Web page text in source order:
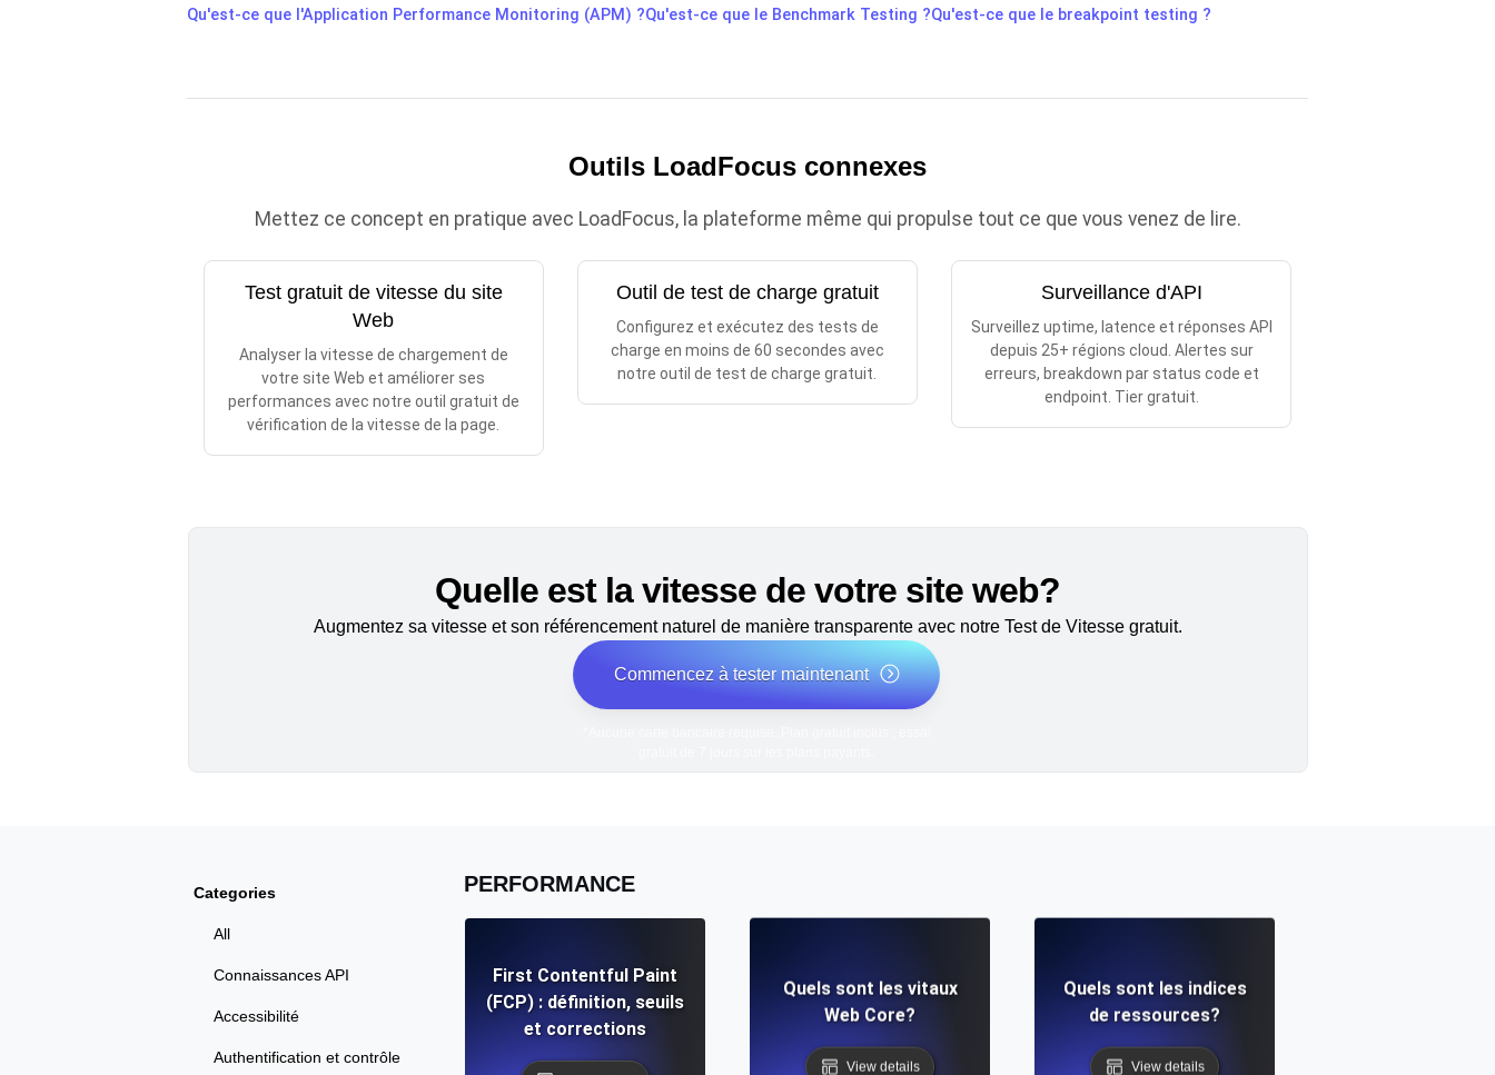
Qu'est-ce que l'Application Performance Monitoring (APM) ?Qu'est-ce que le Benchmark Testing ?Qu'est-ce que le breakpoint testing ?
Outils LoadFocus connexes
Mettez ce concept en pratique avec LoadFocus, la plateforme même qui propulse tout ce que vous venez de lire.
Test gratuit de vitesse du site
Web
Analyser la vitesse de chargement de
votre site Web et améliorer ses
performances avec notre outil gratuit de
vérification de la vitesse de la page.
Outil de test de charge gratuit
Configurez et exécutez des tests de
charge en moins de 60 secondes avec
notre outil de test de charge gratuit.
Surveillance d'API
Surveillez uptime, latence et réponses API
depuis 25+ régions cloud. Alertes sur
erreurs, breakdown par status code et
endpoint. Tier gratuit.
Quelle est la vitesse de votre site web?
Augmentez sa vitesse et son référencement naturel de manière transparente avec notre Test de Vitesse gratuit.
Commencez à tester maintenant
Categories
All
Connaissances API
Accessibilité
Authentification et contrôle
PERFORMANCE
First Contentful Paint
(FCP) : définition, seuils
et corrections
Quels sont les vitaux
Web Core?
View details
Quels sont les indices
de ressources?
View details